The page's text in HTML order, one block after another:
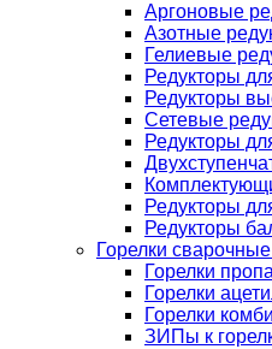
Аргоновые
Азотные
Гелиевые
Редукторы
Редукторы
Сетевые
Редукторы
Редукторы
Редукторы
Горелки
Горелки
Горелки
Горелки
ЗИПы к